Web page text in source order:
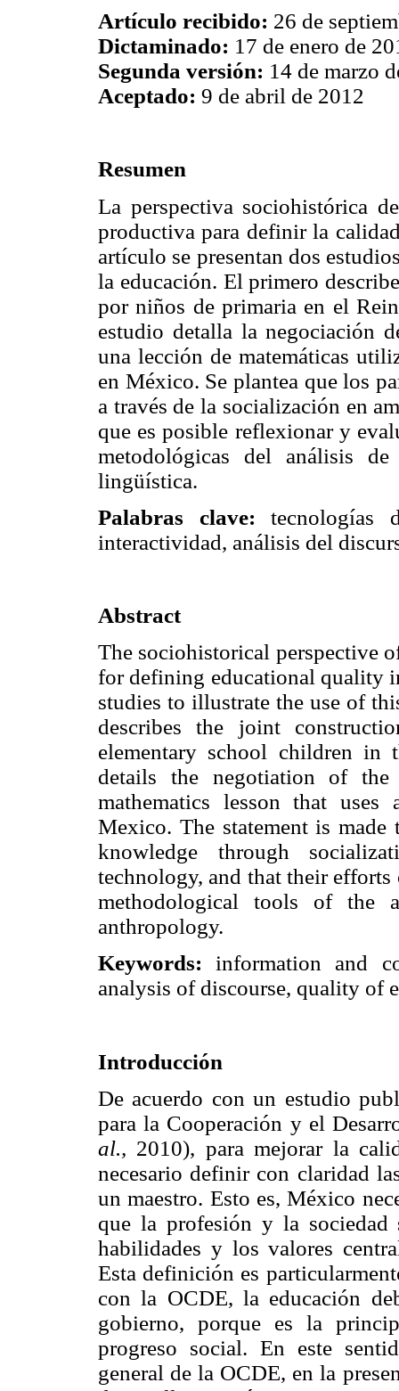
Artículo recibido: 26 de
Dictaminado: 17 de enero de
Segunda versión: 14 de marzo
Aceptado: 9 de abril de 2012
Resumen
La perspectiva sociohistórica
productiva para definir la
artículo se presentan dos
la educación. El primero
por niños de primaria en el
estudio detalla la negociación
una lección de matemáticas
en México. Se plantea que los
a través de la socialización en
que es posible reflexionar y
metodológicas del análisis
lingüística.
Palabras clave: tecnologías
interactividad, análisis del
Abstract
The sociohistorical perspective
for defining educational quality
studies to illustrate the use of
describes the joint
elementary school children in
details the negotiation of
mathematics lesson that
Mexico. The statement is
knowledge through
technology, and that their
methodological tools of the
anthropology.
Keywords: information and
analysis of discourse, quality of
Introducción
De acuerdo con un estudio
para la Cooperación y el
al., 2010), para mejorar la
necesario definir con claridad
un maestro. Esto es, México
que la profesión y la sociedad
habilidades y los valores
Esta definición es
con la OCDE, la educación
gobierno, porque es la
progreso social. En este
general de la OCDE, en la